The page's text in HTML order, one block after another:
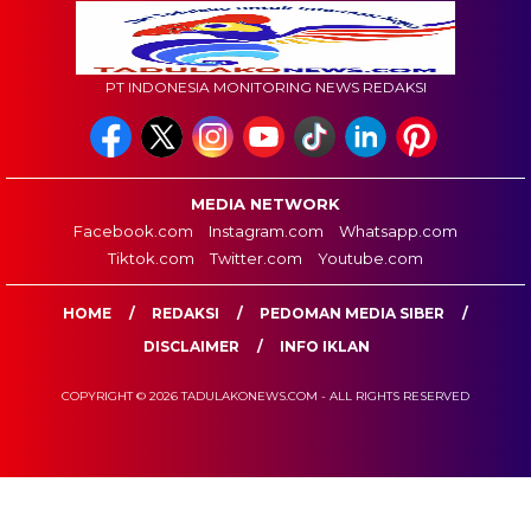
PT INDONESIA MONITORING NEWS REDAKSI
MEDIA NETWORK
Facebook.com
Instagram.com
Whatsapp.com
Tiktok.com
Twitter.com Youtube.com
HOME REDAKSI
PEDOMAN MEDIA SIBER
DISCLAIMER
INFO IKLAN
COPYRIGHT © 2026 TADULAKONEWS.COM - ALL RIGHTS RESERVED